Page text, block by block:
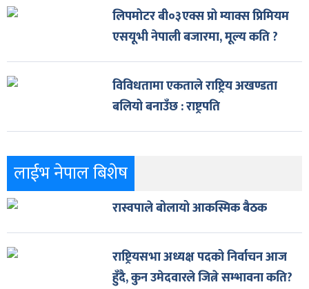
लिपमोटर बी०३एक्स प्रो म्याक्स प्रिमियम
एसयूभी नेपाली बजारमा, मूल्य कति ?
विविधतामा एकताले राष्ट्रिय अखण्डता
बलियो बनाउँछ : राष्ट्रपति
लाईभ नेपाल बिशेष
रास्वपाले बोलायो आकस्मिक बैठक
राष्ट्रियसभा अध्यक्ष पदको निर्वाचन आज
हुँदै, कुन उमेदवारले जित्ने सम्भावना कति?